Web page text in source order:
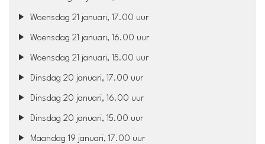
Woensdag 21 januari, 17.00 uur
Woensdag 21 januari, 16.00 uur
Woensdag 21 januari, 15.00 uur
Dinsdag 20 januari, 17.00 uur
Dinsdag 20 januari, 16.00 uur
Dinsdag 20 januari, 15.00 uur
Maandag 19 januari, 17.00 uur